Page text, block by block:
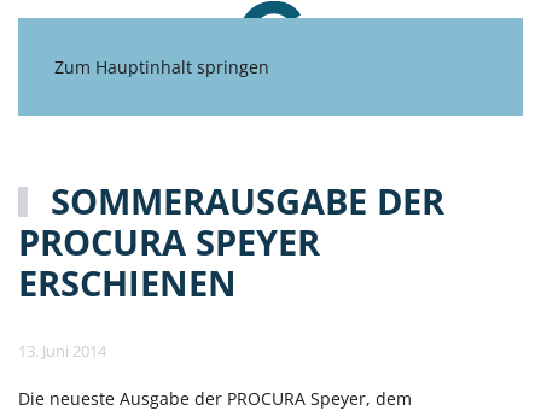
Zum Hauptinhalt springen
SOMMERAUSGABE DER
PROCURA SPEYER
ERSCHIENEN
13. Juni 2014
Die neueste Ausgabe der PROCURA Speyer, dem